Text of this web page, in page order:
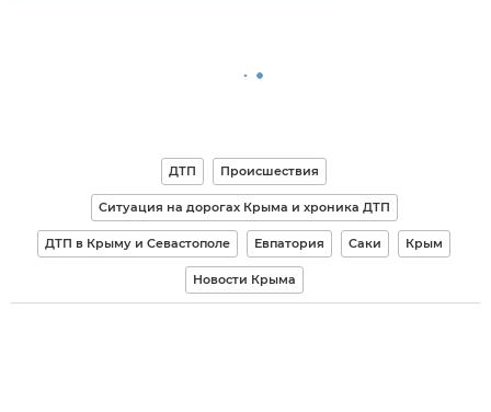
ДТП Происшествия
Ситуация на дорогах Крыма и хроника ДТП
ДТП в Крыму и Севастополе Евпатория Саки Крым
Новости Крыма